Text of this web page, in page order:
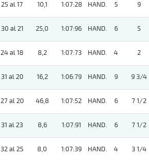
25 al 17 10,1 1:07:28 HAND. 5 9
30 al 21 25,0 1:07:96 HAND. 6 5
24 al 18 8,2 1:07:73 HAND. 4 2
31 al 20 16,2 1:06:79 HAND. 9 9 3/4
27 al 20 46,8 1:07:52 HAND. 6 7 1/2
31 al 23 8,6 1:07:91 HAND. 6 7 1/2
32 al 25 8,0 1:07:39 HAND. 4 3 1/4